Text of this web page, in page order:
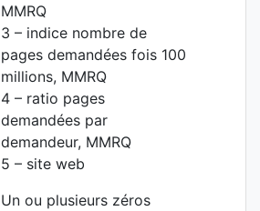
MMRQ
3 – indice nombre de
pages demandées fois 100
millions, MMRQ
4 – ratio pages
demandées par
demandeur, MMRQ
5 – site web
Un ou plusieurs zéros